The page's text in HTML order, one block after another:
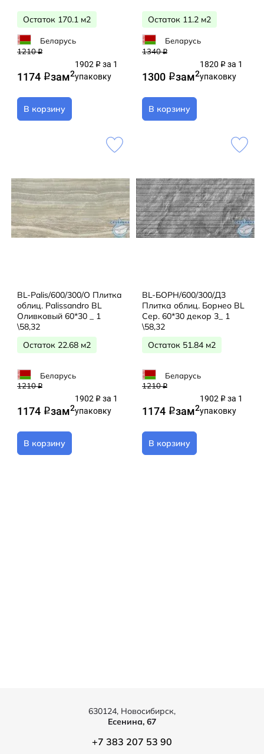
Остаток 170.1 м2
Беларусь
1210q
1174 qзам2
1902 q за 1
упаковку
В корзину
Остаток 11.2 м2
Беларусь
1340q
1300 qзам2
1820 q за 1
упаковку
В корзину
BL-Palis/600/300/О Плитка
облиц. Palissandro BL
Оливковый 60*30 _ 1
\58,32
Остаток 22.68 м2
Беларусь
1210q
1174 qзам2
1902 q за 1
упаковку
В корзину
BL-БОРН/600/300/Д3
Плитка облиц. Борнео BL
Сер. 60*30 декор 3_ 1
\58,32
Остаток 51.84 м2
Беларусь
1210q
1174 qзам2
1902 q за 1
упаковку
В корзину
630124, Новосибирск,
Есенина, 67
+7 383 207 53 90